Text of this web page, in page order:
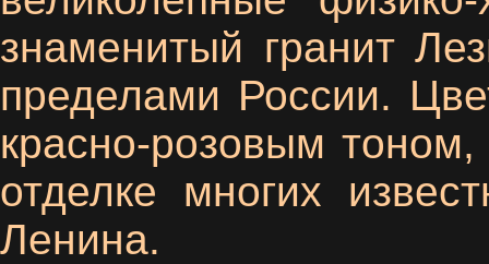
знаменитый гранит
пределами России.
красно-розовым
отделке многих
Ленина.